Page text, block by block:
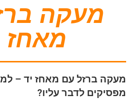
מעקה
מאחז
מעקה ברזל עם מאחז יד –
מפסיקים לדבר עליו?